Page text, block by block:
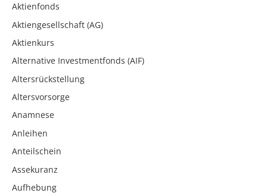
Aktienfonds
Aktiengesellschaft (AG)
Aktienkurs
Alternative Investmentfonds (AIF)
Altersrückstellung
Altersvorsorge
Anamnese
Anleihen
Anteilschein
Assekuranz
Aufhebung